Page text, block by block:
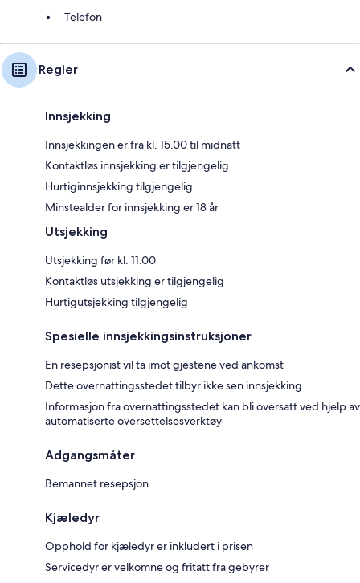
Telefon
Regler
Innsjekking
Innsjekkingen er fra kl. 15.00 til midnatt
Kontaktløs innsjekking er tilgjengelig
Hurtiginnsjekking tilgjengelig
Minstealder for innsjekking er 18 år
Utsjekking
Utsjekking før kl. 11.00
Kontaktløs utsjekking er tilgjengelig
Hurtigutsjekking tilgjengelig
Spesielle innsjekkingsinstruksjoner
En resepsjonist vil ta imot gjestene ved ankomst
Dette overnattingsstedet tilbyr ikke sen innsjekking
Informasjon fra overnattingsstedet kan bli oversatt ved hjelp av
automatiserte oversettelsesverktøy
Adgangsmåter
Bemannet resepsjon
Kjæledyr
Opphold for kjæledyr er inkludert i prisen
Servicedyr er velkomne og fritatt fra gebyrer